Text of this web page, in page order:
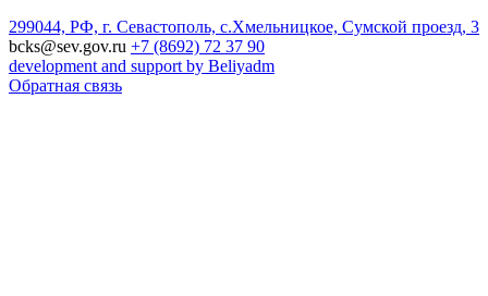
299044, РФ, г. Севастополь, с.Хмельницкое, Сумской проезд, 3
bcks@sev.gov.ru +7 (8692) 72 37 90
development and support by Beliyadm
Обратная связь